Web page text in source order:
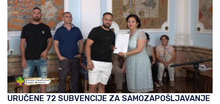
URUČENE 72 SUBVENCIJE ZA SAMOZAPOŠLJAVANJE